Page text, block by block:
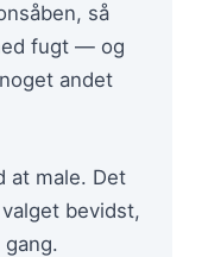
så
fugt — og
andet
at male. Det
bevidst,